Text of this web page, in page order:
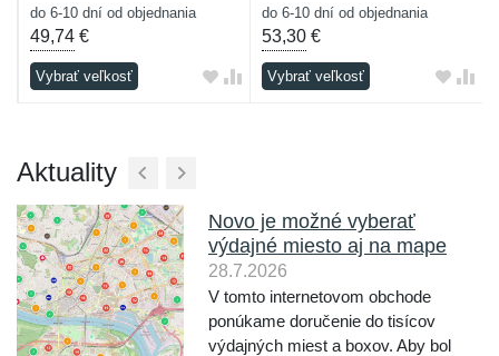
do 6-10 dní od objednania
49,74€
Vybrať veľkosť
do 6-10 dní od objednania
53,30 €
Vybrať veľkosť
Aktuality
Novo je možné vyberať
výdajné miesto aj na mape
28.7.2026
V tomto internetovom obchode
ponúkame doručenie do tisícov
výdajných miest a boxov. Aby bol